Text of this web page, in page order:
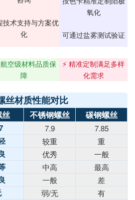
技术支持与方案优
化
氧化
可通过盐雾测试验证
空级材料品质保
障
⚡ 精准定制满足多样
化需求
丝材质性能对比
不锈钢螺丝 碳钢螺丝
7.9 7.85
较重 重
优秀 一般
中高 最高
一般 差
弱/无 有